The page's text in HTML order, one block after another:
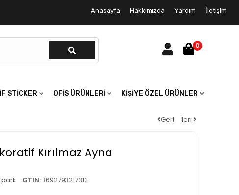
Anasayfa Hakkımızda Yardım İletişim
0
STICKER OFIS ÜRÜNLERI KIŞIYE ÖZEL ÜRÜNLER
Geri İleri
Kırılmaz Ayna
GTIN:8692793217313